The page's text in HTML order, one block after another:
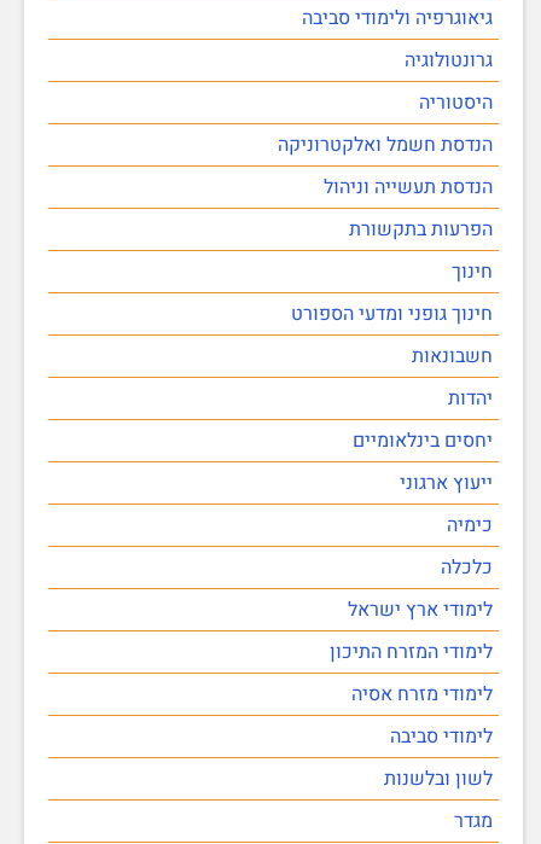
גיאוגרפיה ולימודי סביבה
גרונטולוגיה
היסטוריה
הנדסת חשמל ואלקטרוניקה
הנדסת תעשייה וניהול
הפרעות בתקשורת
חינוך
חינוך גופני ומדעי הספורט
חשבונאות
יהדות
יחסים בינלאומיים
ייעוץ ארגוני
כימיה
כלכלה
לימודי ארץ ישראל
לימודי המזרח התיכון
לימודי מזרח אסיה
לימודי סביבה
לשון ובלשנות
מגדר